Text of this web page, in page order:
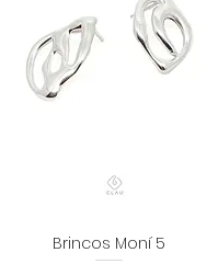
Visualização rápida
Brincos Moní 5